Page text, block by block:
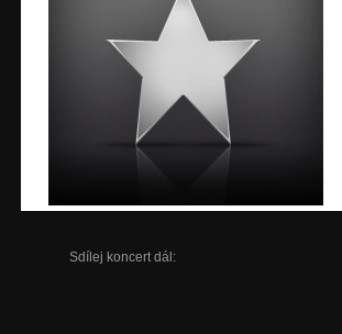
Sdílej koncert dál: